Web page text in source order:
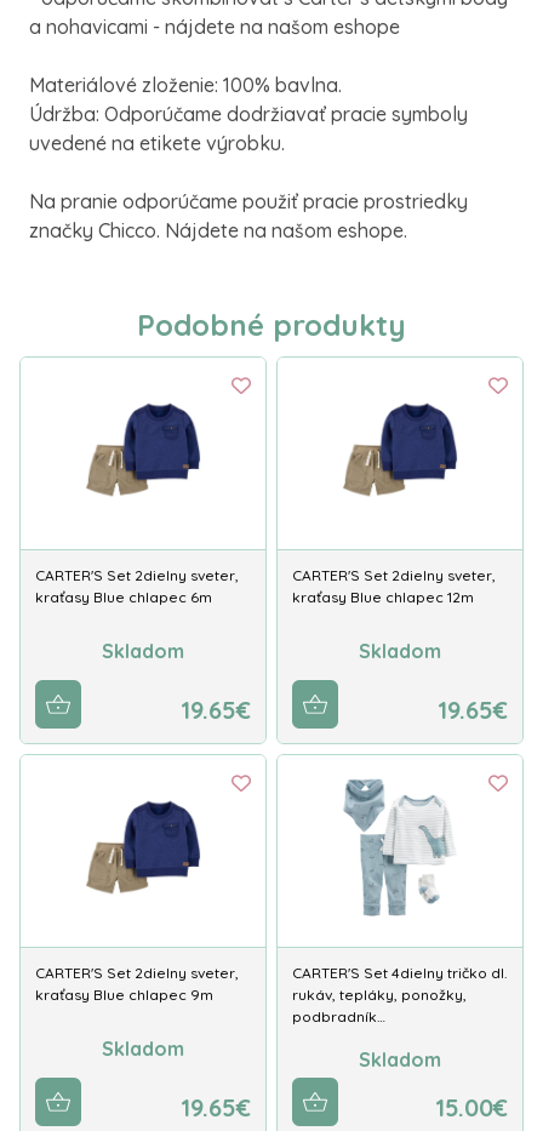
a nohavicami - nájdete na našom eshope
Materiálové zloženie: 100% bavlna.
Údržba: Odporúčame dodržiavať pracie symboly
uvedené na etikete výrobku.
Na pranie odporúčame použiť pracie prostriedky
značky Chicco. Nájdete na našom eshope.
Podobné produkty
CARTER'S Set 2dielny sveter,
kraťasy Blue chlapec 6m
Skladom
19.65€
CARTER'S Set 2dielny sveter,
kraťasy Blue chlapec 12m
Skladom
19.65€
CARTER'S Set 2dielny sveter,
kraťasy Blue chlapec 9m
Skladom
19.65€
CARTER'S Set 4dielny tričko dl.
rukáv, tepláky, ponožky,
podbradník…
Skladom
15.00€